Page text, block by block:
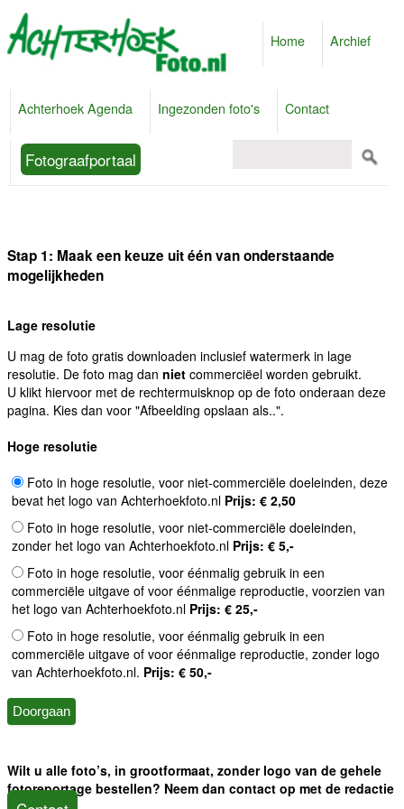
Home Archief
Achterhoek Agenda Ingezonden foto's Contact
Fotograafportaal
Stap 1: Maak een keuze uit één van onderstaande
mogelijkheden
Lage resolutie
U mag de foto gratis downloaden inclusief watermerk in lage
resolutie. De foto mag dan niet commerciëel worden gebruikt.
U klikt hiervoor met de rechtermuisknop op de foto onderaan deze
pagina. Kies dan voor "Afbeelding opslaan als..".
Hoge resolutie
Foto in hoge resolutie, voor niet-commerciële doeleinden, deze
bevat het logo van Achterhoekfoto.nl Prijs: € 2,50
Foto in hoge resolutie, voor niet-commerciële doeleinden,
zonder het logo van Achterhoekfoto.nl Prijs: € 5,-
Foto in hoge resolutie, voor éénmalig gebruik in een
commerciële uitgave of voor éénmalige reproductie, voorzien van
het logo van Achterhoekfoto.nl Prijs: € 25,-
Foto in hoge resolutie, voor éénmalig gebruik in een
commerciële uitgave of voor éénmalige reproductie, zonder logo
van Achterhoekfoto.nl. Prijs: € 50,-
Wilt u alle foto’s, in grootformaat, zonder logo van de gehele
fotoreportage bestellen? Neem dan contact op met de redactie